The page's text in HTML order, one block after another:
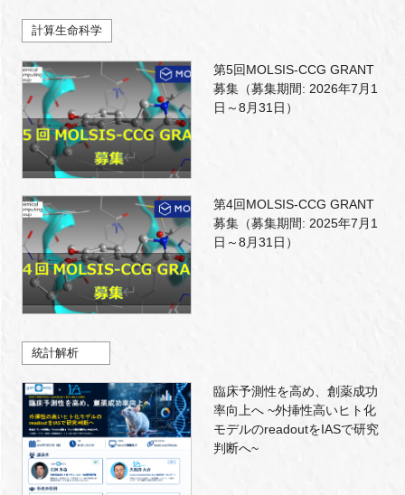
計算生命科学
第5回MOLSIS-CCG GRANT
募集（募集期間: 2026年7月1
日～8月31日）
第4回MOLSIS-CCG GRANT
募集（募集期間: 2025年7月1
日～8月31日）
統計解析
臨床予測性を高め、創薬成功
率向上へ ~外挿性高いヒト化
モデルのreadoutをIASで研究
判断へ~